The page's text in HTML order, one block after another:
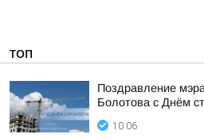
ТОП
Поздравление
Болотова с Днём
10:06